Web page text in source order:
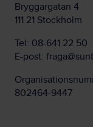
Bryggargatan 4
111 21 Stockholm
Tel: 08-641 22 50
E-post:
802464-9447